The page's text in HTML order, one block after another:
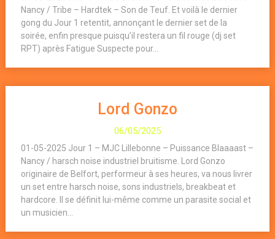
Nancy / Tribe – Hardtek – Son de Teuf. Et voilà le dernier
gong du Jour 1 retentit, annonçant le dernier set de la
soirée, enfin presque puisqu’il restera un fil rouge (dj set
RPT) après Fatigue Suspecte pour...
Lord Gonzo
06/05/2025
01-05-2025 Jour 1 – MJC Lillebonne – Puissance Blaaaast –
Nancy / harsch noise industriel bruitisme. Lord Gonzo
originaire de Belfort, performeur à ses heures, va nous livrer
un set entre harsch noise, sons industriels, breakbeat et
hardcore. Il se définit lui-même comme un parasite social et
un musicien...